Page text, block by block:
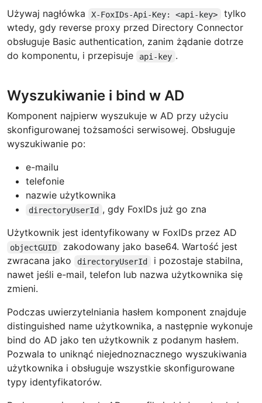
Używaj nagłówka
X-FoxIDs-Api-Key: <api-key>
tylko
wtedy, gdy reverse proxy przed Directory Connector
obsługuje Basic authentication, zanim żądanie dotrze
do komponentu, i przepisuje
api-key .
Wyszukiwanie i bind w AD
Komponent najpierw wyszukuje w AD przy użyciu
skonfigurowanej tożsamości serwisowej. Obsługuje
wyszukiwanie po:
e-mailu
telefonie
nazwie użytkownika
directoryUserId , gdy FoxIDs już go zna
Użytkownik jest identyfikowany w FoxIDs przez AD
objectGUID
zakodowany jako base64. Wartość jest
zwracana jako
directoryUserId
i pozostaje stabilna,
nawet jeśli e-mail, telefon lub nazwa użytkownika się
zmieni.
Podczas uwierzytelniania hasłem komponent znajduje
distinguished name użytkownika, a następnie wykonuje
bind do AD jako ten użytkownik z podanym hasłem.
Pozwala to uniknąć niejednoznacznego wyszukiwania
użytkownika i obsługuje wszystkie skonfigurowane
typy identyfikatorów.